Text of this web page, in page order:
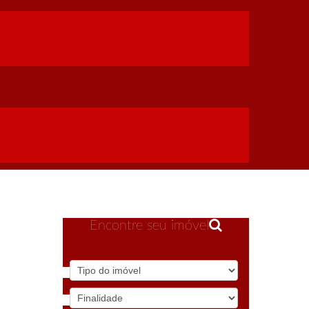
Encontre seu imóvel